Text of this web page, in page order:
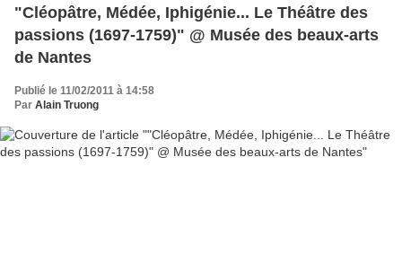
"Cléopâtre, Médée, Iphigénie... Le Théâtre des
passions (1697-1759)" @ Musée des beaux-arts
de Nantes
Publié le 11/02/2011 à 14:58
Par Alain Truong